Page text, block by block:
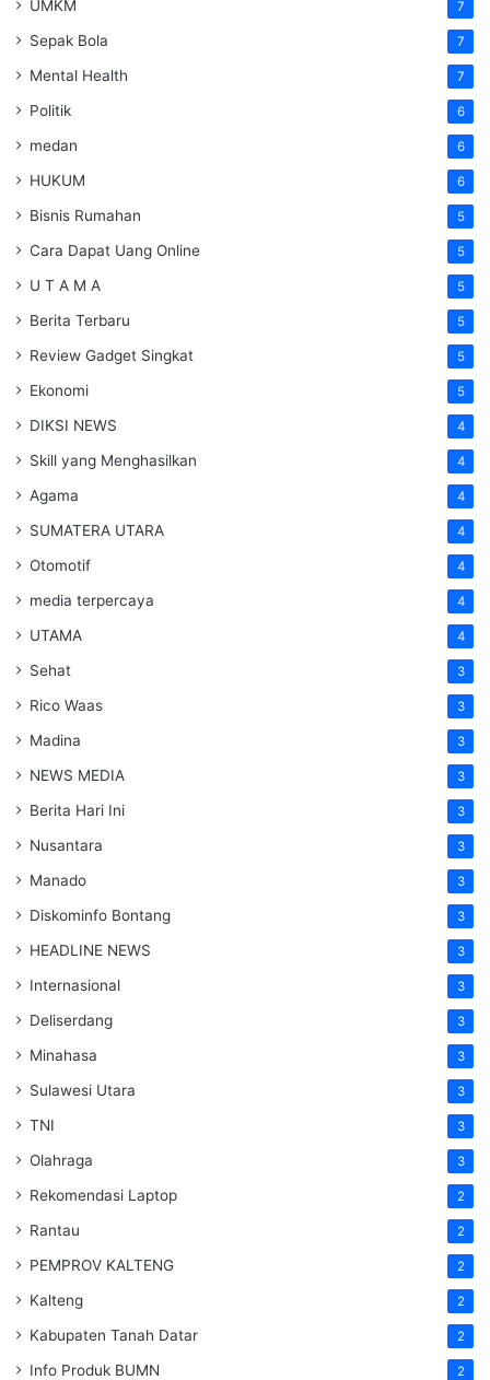
UMKM 7
Sepak Bola 7
Mental Health 7
Politik 6
medan 6
HUKUM 6
Bisnis Rumahan 5
Cara Dapat Uang Online 5
U T A M A 5
Berita Terbaru 5
Review Gadget Singkat 5
Ekonomi 5
DIKSI NEWS 4
Skill yang Menghasilkan 4
Agama 4
SUMATERA UTARA 4
Otomotif 4
media terpercaya 4
UTAMA 4
Sehat 3
Rico Waas 3
Madina 3
NEWS MEDIA 3
Berita Hari Ini 3
Nusantara 3
Manado 3
Diskominfo Bontang 3
HEADLINE NEWS 3
Internasional 3
Deliserdang 3
Minahasa 3
Sulawesi Utara 3
TNI 3
Olahraga 3
Rekomendasi Laptop 2
Rantau 2
PEMPROV KALTENG 2
Kalteng 2
Kabupaten Tanah Datar 2
Info Produk BUMN 2